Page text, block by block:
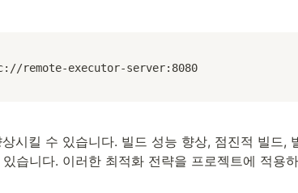
remote-executor-server:8080
시킬 수 있습니다. 빌드 성능 향상, 점진적 빌드,
습니다. 이러한 최적화 전략을 프로젝트에 적용